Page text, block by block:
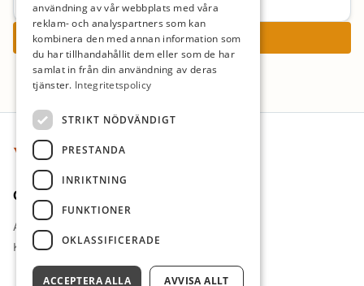
Ansök nu
Sidfot
Om oss
Arbetsgivare i fokus
Kontakt
användning av vår webbplats med våra
reklam- och analyspartners som kan
kombinera den med annan information som
du har tillhandahållit dem eller som de har
samlat in från din användning av deras
tjänster. Integritetspolicy
STRIKT NÖDVÄNDIGT
PRESTANDA
INRIKTNING
FUNKTIONER
OKLASSIFICERADE
ACCEPTERA ALLA AVVISA ALLT